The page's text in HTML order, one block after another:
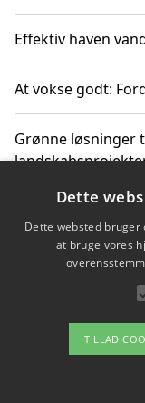
Effektiv haven
At vokse godt:
Grønne løsninger
Gør haven til et
Om /
Dette
Dette websted
at bruge vores
TILLAD